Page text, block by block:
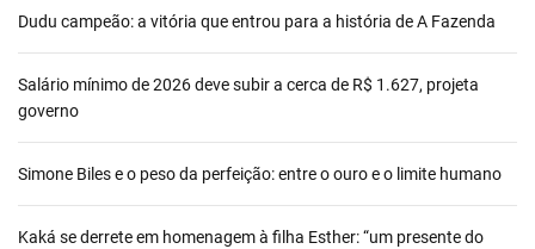
Dudu campeão: a vitória que entrou para a história de A Fazenda
Salário mínimo de 2026 deve subir a cerca de R$ 1.627, projeta
governo
Simone Biles e o peso da perfeição: entre o ouro e o limite humano
Kaká se derrete em homenagem à filha Esther: “um presente do